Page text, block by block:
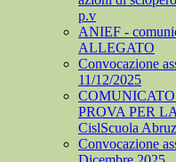
p.v
ANIEF -
ALLEGATO
Convocazione
11/12/2025
PROVA PER
CislScuola
Convocazione